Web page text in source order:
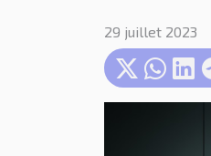
29 juillet 2023